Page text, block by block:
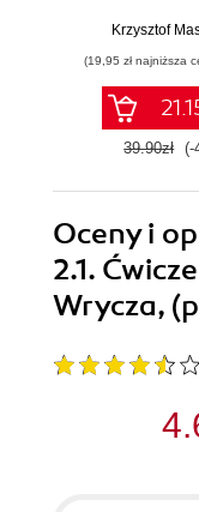
Krzysztof
(19,95 zł najniższa
39.90zł (-
Oceny i
2.1.
Wrycza,